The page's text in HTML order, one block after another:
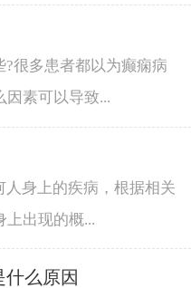
很多患者都以为癫痫病
因素可以导致...
身上的疾病，根据相关
上出现的概...
么原因